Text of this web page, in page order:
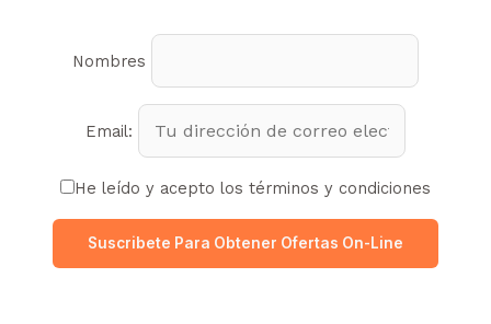
Nombres
Email:
He leído y acepto los términos y condiciones